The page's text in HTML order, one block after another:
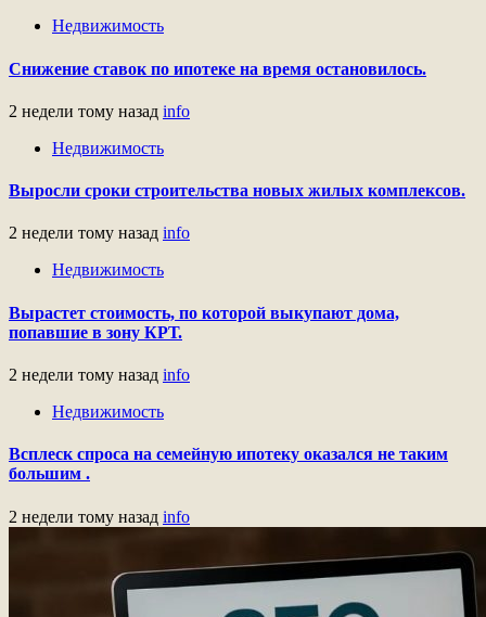
Недвижимость
Снижение ставок по ипотеке на время остановилось.
2 недели тому назад info
Недвижимость
Выросли сроки строительства новых жилых комплексов.
2 недели тому назад info
Недвижимость
Вырастет стоимость, по которой выкупают дома,
попавшие в зону КРТ.
2 недели тому назад info
Недвижимость
Всплеск спроса на семейную ипотеку оказался не таким
большим .
2 недели тому назад info